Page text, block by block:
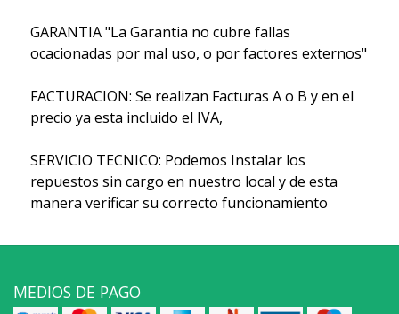
GARANTIA "La Garantia no cubre fallas
ocacionadas por mal uso, o por factores externos"
FACTURACION: Se realizan Facturas A o B y en el
precio ya esta incluido el IVA,
SERVICIO TECNICO: Podemos Instalar los
repuestos sin cargo en nuestro local y de esta
manera verificar su correcto funcionamiento
MEDIOS DE PAGO